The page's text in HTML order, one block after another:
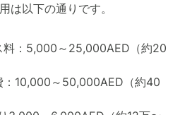
は以下の通りです。
料：5,000～25,000AED（約20
：10,000～50,000AED（約40